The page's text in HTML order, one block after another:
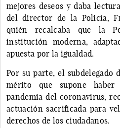
mejores deseos y daba
del director de la Policía,
quién recalcaba que la
institución moderna,
apuesta por la igualdad.
Por su parte, el subdelegado
mérito que supone
pandemia del coronavirus,
actuación sacrificada para
derechos de los ciudadanos.